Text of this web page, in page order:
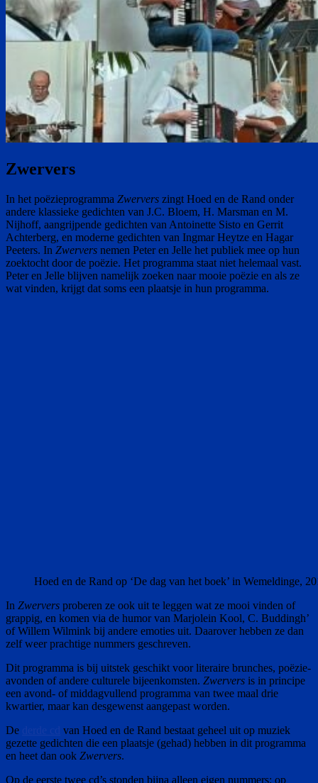
Zwervers
In het poëzieprogramma Zwervers zingt Hoed en de Rand onder
andere klassieke gedichten van J.C. Bloem, H. Marsman en M.
Nijhoff, aangrijpende gedichten van Antoinette Sisto en Gerrit
Achterberg, en moderne gedichten van Ingmar Heytze en Hagar
Peeters. In Zwervers nemen Peter en Jelle het publiek mee op hun
zoektocht door de poëzie. Het programma staat niet helemaal vast.
Peter en Jelle blijven namelijk zoeken naar mooie poëzie en als ze
wat vinden, krijgt dat soms een plaatsje in hun programma.
Hoed en de Rand op ‘De dag van het boek’ in Wemeldinge,
In Zwervers proberen ze ook uit te leggen wat ze mooi vinden of
grappig, en komen via de humor van Marjolein Kool, C. Buddingh’
of Willem Wilmink bij andere emoties uit. Daarover hebben ze dan
zelf weer prachtige nummers geschreven.
Dit programma is bij uitstek geschikt voor literaire brunches, poëzie-
avonden of andere culturele bijeenkomsten. Zwervers is in principe
een avond- of middagvullend programma van twee maal drie
kwartier, maar kan desgewenst aangepast worden.
De
van Hoed en de Rand bestaat geheel uit op muziek
gezette gedichten die een plaatsje (gehad) hebben in dit programma
en heet dan ook Zwervers.
Op de eerste twee cd’s stonden bijna alleen eigen nummers; op